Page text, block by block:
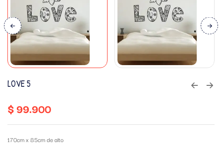
LOVE 5
$99.900
170cm x 85cm de alto